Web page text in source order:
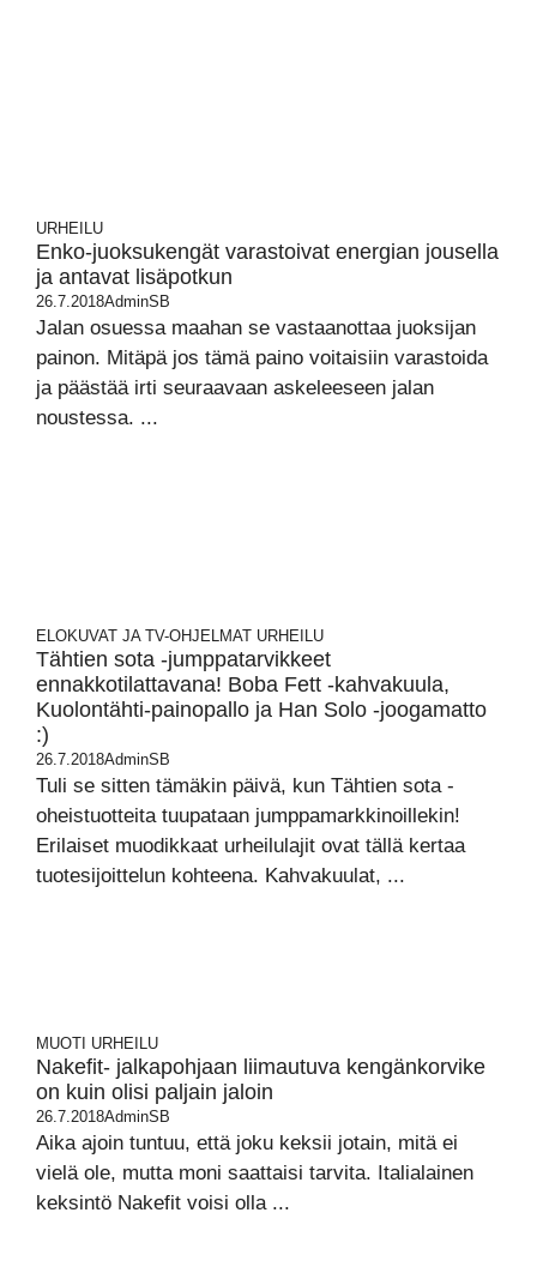
URHEILU
Enko-juoksukengät varastoivat energian jousella
ja antavat lisäpotkun
26.7.2018AdminSB
Jalan osuessa maahan se vastaanottaa juoksijan
painon. Mitäpä jos tämä paino voitaisiin varastoida
ja päästää irti seuraavaan askeleeseen jalan
noustessa. ...
ELOKUVAT JA TV-OHJELMAT URHEILU
Tähtien sota -jumppatarvikkeet
ennakkotilattavana! Boba Fett -kahvakuula,
Kuolontähti-painopallo ja Han Solo -joogamatto
:)
26.7.2018AdminSB
Tuli se sitten tämäkin päivä, kun Tähtien sota -
oheistuotteita tuupataan jumppamarkkinoillekin!
Erilaiset muodikkaat urheilulajit ovat tällä kertaa
tuotesijoittelun kohteena. Kahvakuulat, ...
MUOTI URHEILU
Nakefit- jalkapohjaan liimautuva kengänkorvike
on kuin olisi paljain jaloin
26.7.2018AdminSB
Aika ajoin tuntuu, että joku keksii jotain, mitä ei
vielä ole, mutta moni saattaisi tarvita. Italialainen
keksintö Nakefit voisi olla ...